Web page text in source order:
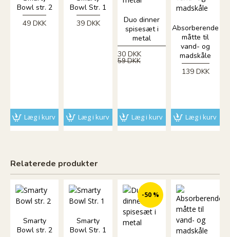
Bowl str. 2
49 DKK
Læg i kurv
Bowl Str. 1
39 DKK
Læg i kurv
Duo dinner
spisesæt i
metal
30 DKK
59 DKK
Læg i kurv
Absorberende
måtte til
vand- og
madskåle
139 DKK
Læg i kurv
Relaterede produkter
Smarty
Bowl str. 2
Smarty
Bowl Str. 1
-50 %